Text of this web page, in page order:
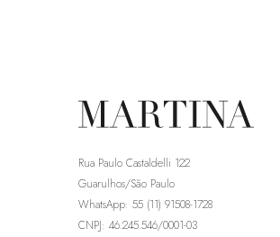
Rua Paulo Castaldelli 122
Guarulhos/São Paulo
WhatsApp: 55 (11) 91508-1728
CNPJ: 46.245.546/0001-03